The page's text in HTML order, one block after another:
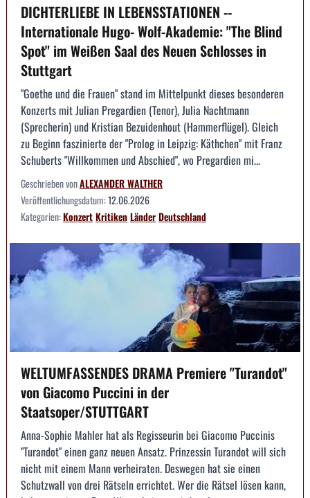
DICHTERLIEBE IN LEBENSSTATIONEN --
Internationale Hugo- Wolf-Akademie: "The Blind
Spot" im Weißen Saal des Neuen Schlosses in
Stuttgart
"Goethe und die Frauen" stand im Mittelpunkt dieses besonderen
Konzerts mit Julian Pregardien (Tenor), Julia Nachtmann
(Sprecherin) und Kristian Bezuidenhout (Hammerflügel). Gleich
zu Beginn faszinierte der "Prolog in Leipzig: Käthchen" mit Franz
Schuberts "Willkommen und Abschied", wo Pregardien mi...
Geschrieben vonALEXANDER WALTHER
Veröffentlichungsdatum:12.06.2026
Kategorien:KonzertKritikenLänderDeutschland
WELTUMFASSENDES DRAMA Premiere "Turandot"
von Giacomo Puccini in der
Staatsoper/STUTTGART
Anna-Sophie Mahler hat als Regisseurin bei Giacomo Puccinis
"Turandot" einen ganz neuen Ansatz. Prinzessin Turandot will sich
nicht mit einem Mann verheiraten. Deswegen hat sie einen
Schutzwall von drei Rätseln errichtet. Wer die Rätsel lösen kann,